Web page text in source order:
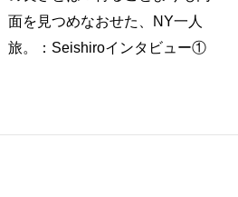
面を見つめなおせた、NY一人
旅。：Seishiroインタビュー①